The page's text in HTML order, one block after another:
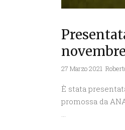
27 Marzo 2021
È stata
promossa da